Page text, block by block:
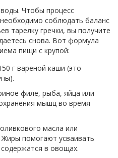
Чтобы процесс
соблюдать баланс
тарелку гречки, вы получите
снова. Вот формула
пищи с крупой:
г вареной каши (это
филе, рыба, яйца или
мышц во время
масла или
Жиры помогают усваивать
в овощах.